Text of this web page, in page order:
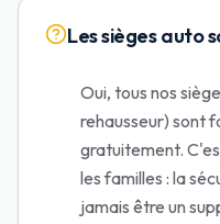
Les sièges auto
Oui, tous nos
rehausseur) sont
gratuitement.
les familles : la
jamais être un